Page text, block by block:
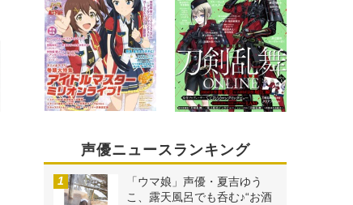
声優ニュースランキング
「ウマ娘」声優・夏吉ゆう
こ、露天風呂でも呑む♪“お酒